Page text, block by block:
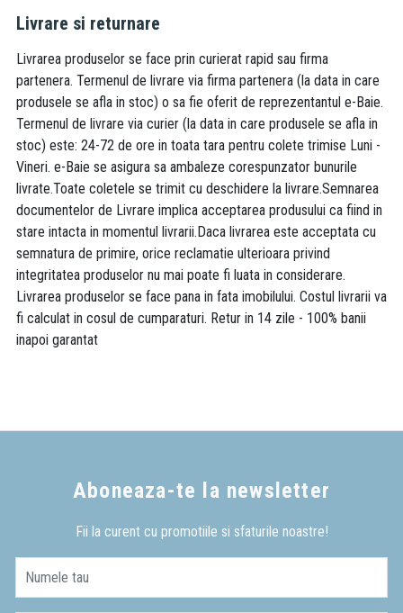
Livrare si returnare
Livrarea produselor se face prin curierat rapid sau firma
partenera. Termenul de livrare via firma partenera (la data in care
produsele se afla in stoc) o sa fie oferit de reprezentantul e-Baie.
Termenul de livrare via curier (la data in care produsele se afla in
stoc) este: 24-72 de ore in toata tara pentru colete trimise Luni -
Vineri. e-Baie se asigura sa ambaleze corespunzator bunurile
livrate.Toate coletele se trimit cu deschidere la livrare.Semnarea
documentelor de Livrare implica acceptarea produsului ca fiind in
stare intacta in momentul livrarii.Daca livrarea este acceptata cu
semnatura de primire, orice reclamatie ulterioara privind
integritatea produselor nu mai poate fi luata in considerare.
Livrarea produselor se face pana in fata imobilului. Costul livrarii va
fi calculat in cosul de cumparaturi. Retur in 14 zile - 100% banii
inapoi garantat
Aboneaza-te la newsletter
Fii la curent cu promotiile si sfaturile noastre!
Numele tau